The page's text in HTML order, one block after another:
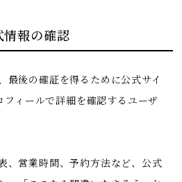
報の確認
最後の確証を得るために公式サイ
ィールで詳細を確認するユーザ
、営業時間、予約方法など、公式